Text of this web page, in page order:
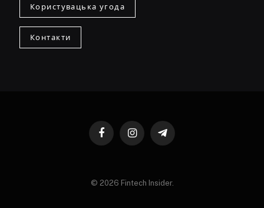
Користувацька угода
Контакти
FacebookInstagramTelegram
© 2026 Fintech Insider.